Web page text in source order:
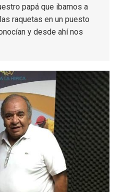
papá que ibamos a
raquetas en un puesto
y desde ahí nos